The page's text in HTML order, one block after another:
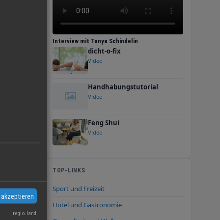
Interview mit Tanya Schindelin
dicht-o-fix
Video
Handhabungstutorial
Video
Feng Shui
Video
TOP-LINKS
Sport und Freizeit
Hotel und Gastronomie
regio.land